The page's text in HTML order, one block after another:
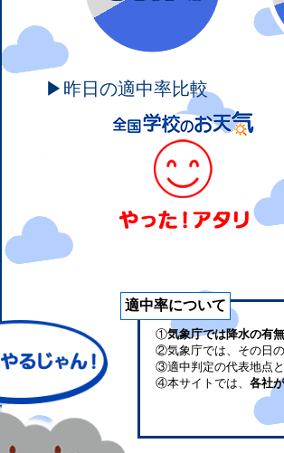
▶昨日の適中率比較
適中率について
①気象庁では降水の有
②気象庁では、その日
③適中判定の代表地点
④本サイトでは、 各社